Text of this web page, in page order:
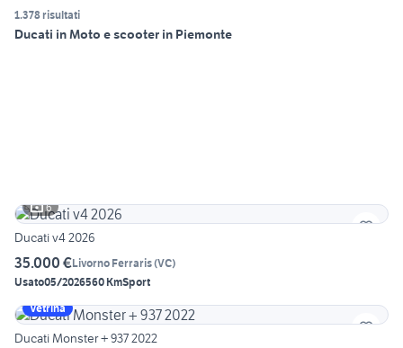
1.378 risultati
Ducati in Moto e scooter in Piemonte
6
Ducati v4 2026
35.000 €Livorno Ferraris(VC)
Usato05/2026560 KmSport
Vetrina
Ducati Monster + 937 2022